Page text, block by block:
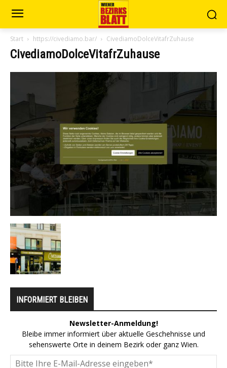
Start https://civediamo.bar/ CivediamoDolceVitafrZuhause
CivediamoDolceVitafrZuhause
INFORMIERT BLEIBEN
Newsletter-Anmeldung!
Bleibe immer informiert über aktuelle Geschehnisse und
sehenswerte Orte in deinem Bezirk oder ganz Wien.